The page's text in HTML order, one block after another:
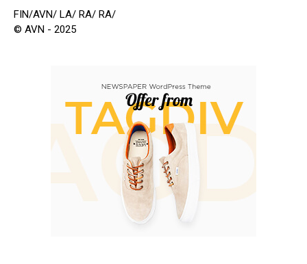
FIN/AVN/ LA/ RA/ RA/
© AVN - 2025